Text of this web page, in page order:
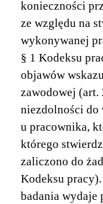
konieczności
ze względu na
wykonywanej
§ 1 Kodeksu
objawów
zawodowej (art.
niezdolności do
u pracownika,
którego
zaliczono do
Kodeksu
badania wydaje